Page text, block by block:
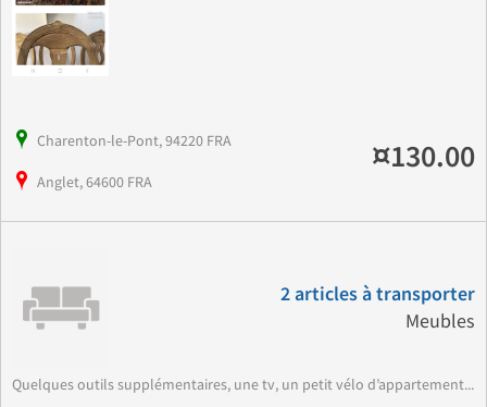
Charenton-le-Pont, 94220 FRA
Anglet, 64600 FRA
¤130.00
2 articles à transporter
Meubles
Quelques outils supplémentaires, une tv, un petit vélo d’appartement...